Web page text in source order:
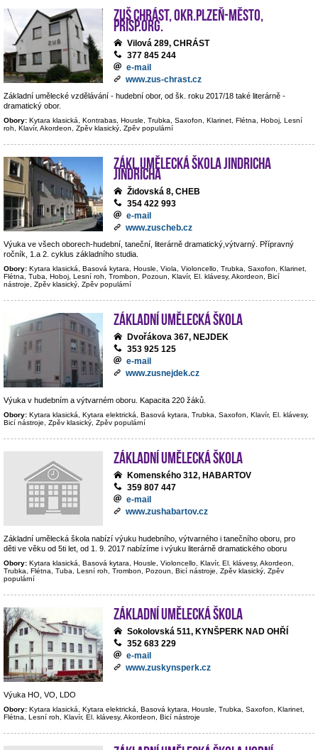
ZUŠ Chrást, okr.Plzeň-město,
přísp.org.
Vilová 289, CHRÁST
377 845 244
e-mail
www.zus-chrast.cz
Základní umělecké vzdělávání - hudební obor, od šk. roku 2017/18 také literárně -
dramatický obor.
Obory: Kytara klasická, Kontrabas, Housle, Trubka, Saxofon, Klarinet, Flétna, Hoboj, Lesní
roh, Klavír, Akordeon, Zpěv klasický, Zpěv populární
Zákl.umělecká škola Jindricha
Jindricha
Židovská 8, CHEB
354 422 993
e-mail
www.zuscheb.cz
Výuka ve všech oborech-hudební, taneční, literárně dramatický,výtvarný. Přípravný
ročník, 1.a 2. cyklus základního studia.
Obory: Kytara klasická, Basová kytara, Housle, Viola, Violoncello, Trubka, Saxofon, Klarinet,
Flétna, Tuba, Hoboj, Lesní roh, Trombon, Pozoun, Klavír, El. klávesy, Akordeon, Bicí
nástroje, Zpěv klasický, Zpěv populární
Základní umělecká škola
Dvořákova 367, NEJDEK
353 925 125
e-mail
www.zusnejdek.cz
Výuka v hudebním a výtvarném oboru. Kapacita 220 žáků.
Obory: Kytara klasická, Kytara elektrická, Basová kytara, Trubka, Saxofon, Klavír, El. klávesy,
Bicí nástroje, Zpěv klasický, Zpěv populární
Základní umělecká škola
Komenského 312, HABARTOV
359 807 447
e-mail
www.zushabartov.cz
Základní umělecká škola nabízí výuku hudebního, výtvarného i tanečního oboru, pro
děti ve věku od 5ti let, od 1. 9. 2017 nabízíme i výuku literárně dramatického oboru
Obory: Kytara klasická, Basová kytara, Housle, Violoncello, Klavír, El. klávesy, Akordeon,
Trubka, Flétna, Tuba, Lesní roh, Trombon, Pozoun, Bicí nástroje, Zpěv klasický, Zpěv
populární
Základní umělecká škola
Sokolovská 511, KYNŠPERK NAD OHŘÍ
352 683 229
e-mail
www.zuskynsperk.cz
Výuka HO, VO, LDO
Obory: Kytara klasická, Kytara elektrická, Basová kytara, Housle, Trubka, Saxofon, Klarinet,
Flétna, Lesní roh, Klavír, El. klávesy, Akordeon, Bicí nástroje